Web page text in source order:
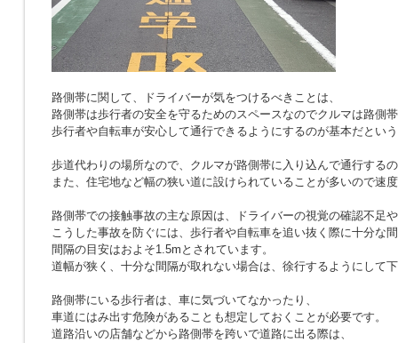
路側帯に関して、ドライバーが気をつけるべきことは、
路側帯は歩行者の安全を守るためのスペースなのでクルマは路側
歩行者や自転車が安心して通行できるようにするのが基本だとい
歩道代わりの場所なので、クルマが路側帯に入り込んで通行する
また、住宅地など幅の狭い道に設けられていることが多いので速
路側帯での接触事故の主な原因は、ドライバーの視覚の確認不足
こうした事故を防ぐには、歩行者や自転車を追い抜く際に十分な
間隔の目安はおよそ1.5mとされています。
道幅が狭く、十分な間隔が取れない場合は、徐行するようにして
路側帯にいる歩行者は、車に気づいてなかったり、
車道にはみ出す危険があることも想定しておくことが必要です。
道路沿いの店舗などから路側帯を跨いで道路に出る際は、